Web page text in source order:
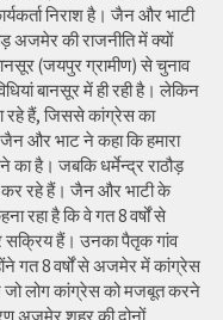
निराश है। जैन और भाटी
अजमेर की राजनीति में क्यों
(जयपुर ग्रामीण) से चुनाव
बानसूर में ही रही है। लेकिन
रहे हैं, जिससे कांग्रेस का
जैन और भाट ने कहा कि हमारा
है। जबकि धर्मेन्द्र राठौड़
रहे हैं। जैन और भाटी के
रहा है कि वे गत 8 वर्षों से
सक्रिय हैं। उनका पैतृक गांव
गत 8 वर्षों से अजमेर में कांग्रेस
लोग कांग्रेस को मजबूत करने